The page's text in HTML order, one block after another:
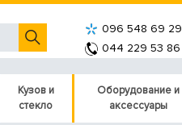
096 548 69 29
044 229 53 86
Кузов и
стекло
Оборудование и
аксессуары